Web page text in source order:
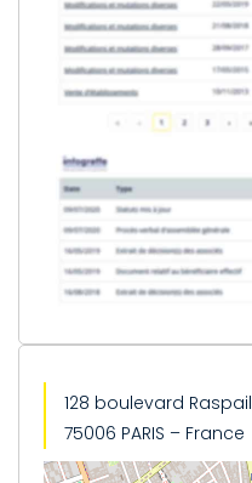
128 boulevard Raspail
75006 PARIS – France